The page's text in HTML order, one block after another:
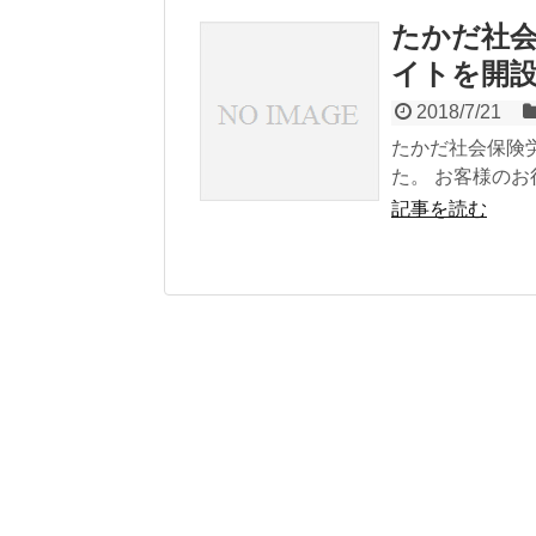
たかだ社
イトを開
2018/7/21
たかだ社会保険
た。 お客様の
記事を読む